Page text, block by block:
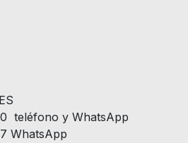
teléfono y WhatsApp
WhatsApp